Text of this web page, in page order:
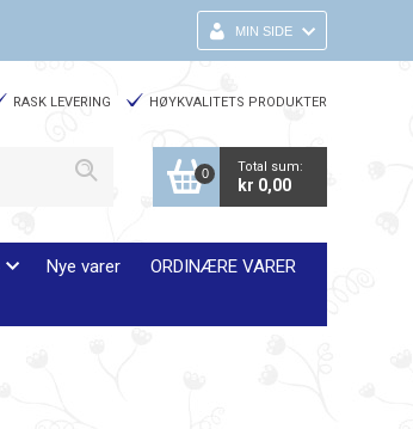
MIN SIDE
RASK LEVERING HØYKVALITETS PRODUKTER
0 Total sum:
kr 0,00
Nye varer
ORDINÆRE VARER